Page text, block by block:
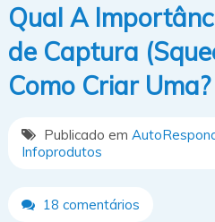
Qual A
de Captura
Como Criar Uma?
Publicado em
Infoprodutos
18 comentários